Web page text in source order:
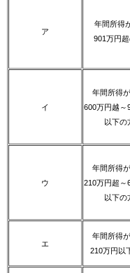
ア
年間所得
901万円
イ
年間所得
600万円越～
以下の
ウ
年間所得
210万円超～
以下の
エ
年間所得
210万円以